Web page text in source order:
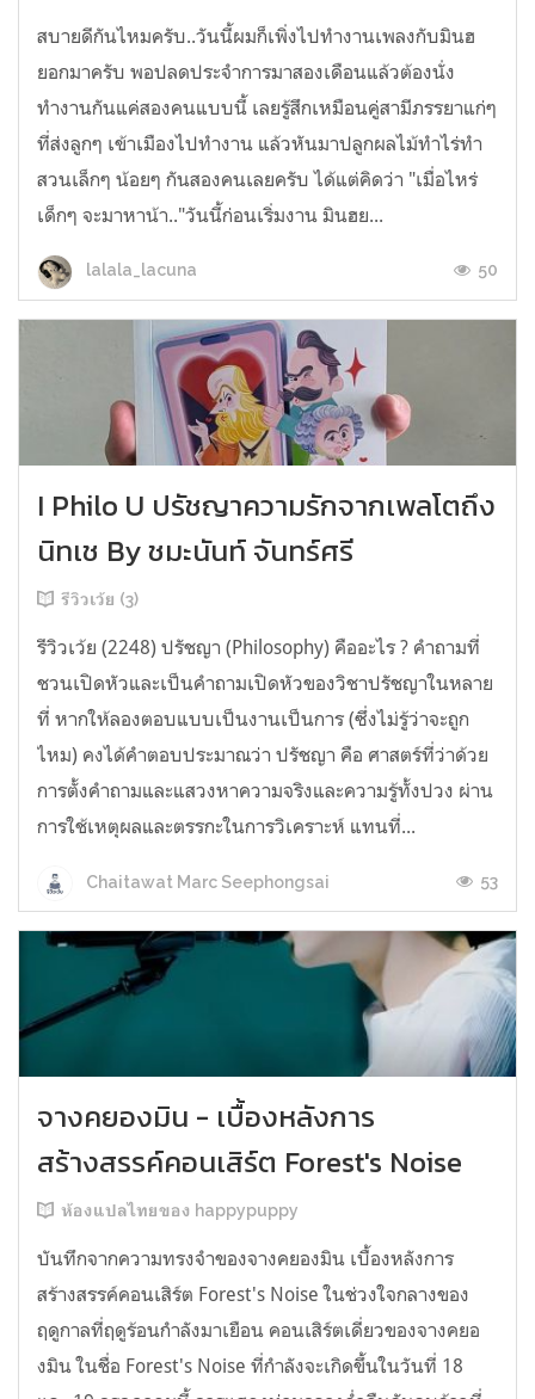
สบายดีกันไหมครับ..วันนี้ผมก็เพิ่งไปทำงานเพลงกับมินฮ
ยอกมาครับ พอปลดประจำการมาสองเดือนแล้วต้องนั่ง
ทำงานกันแค่สองคนแบบนี้ เลยรู้สึกเหมือนคู่สามีภรรยาแก่ๆ
ที่ส่งลูกๆ เข้าเมืองไปทำงาน แล้วหันมาปลูกผลไม้ทำไร่ทำ
สวนเล็กๆ น้อยๆ กันสองคนเลยครับ ได้แต่คิดว่า "เมื่อไหร่
เด็กๆ จะมาหาน้า.."วันนี้ก่อนเริ่มงาน มินฮย...
lalala_lacuna 50
I Philo U ปรัชญาความรักจากเพลโตถึง
นิทเช By ชมะนันท์ จันทร์ศรี
รีวิวเว้ย (3)
รีวิวเว้ย (2248) ปรัชญา (Philosophy) คืออะไร ? คำถามที่
ชวนเปิดหัวและเป็นคำถามเปิดหัวของวิชาปรัชญาในหลาย
ที่ หากให้ลองตอบแบบเป็นงานเป็นการ (ซึ่งไม่รู้ว่าจะถูก
ไหม) คงได้คำตอบประมาณว่า ปรัชญา คือ ศาสตร์ที่ว่าด้วย
การตั้งคำถามและแสวงหาความจริงและความรู้ทั้งปวง ผ่าน
การใช้เหตุผลและตรรกะในการวิเคราะห์ แทนที่...
Chaitawat Marc Seephongsai 53
จางคยองมิน - เบื้องหลังการ
สร้างสรรค์คอนเสิร์ต Forest's Noise
ห้องแปลไทยของ happypuppy
บันทึกจากความทรงจำของจางคยองมิน เบื้องหลังการ
สร้างสรรค์คอนเสิร์ต Forest's Noise ในช่วงใจกลางของ
ฤดูกาลที่ฤดูร้อนกำลังมาเยือน คอนเสิร์ตเดี่ยวของจางคยอ
งมิน ในชื่อ Forest's Noise ที่กำลังจะเกิดขึ้นในวันที่ 18